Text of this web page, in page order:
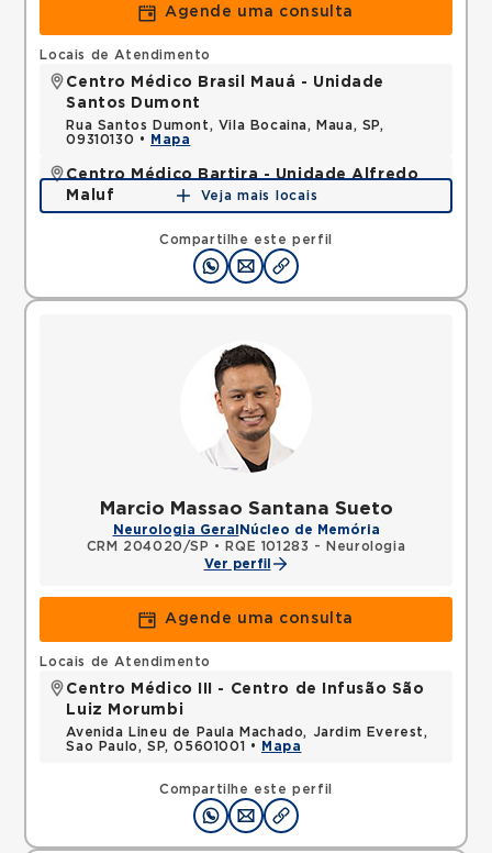
Agende uma consulta
Compartilhe este perfil
Locais de Atendimento
Centro Médico Brasil Mauá - Unidade
Santos Dumont
Rua Santos Dumont, Vila Bocaina, Maua, SP,
09310130 •
Mapa
Centro Médico Bartira - Unidade Alfredo
Maluf
Avenida Alfredo Maluf, Jardim Santo Antonio,
Santo Andre, SP, 09240410 •
Mapa
Veja mais locais
Marcio Massao Santana Sueto
Neurologia Geral Núcleo de Memória
CRM 204020/SP •
RQE 101283 - Neurologia
Ver perfil
Agende uma consulta
Compartilhe este perfil
Locais de Atendimento
Centro Médico III - Centro de Infusão São
Luiz Morumbi
Avenida Lineu de Paula Machado, Jardim Everest,
Sao Paulo, SP, 05601001 •
Mapa